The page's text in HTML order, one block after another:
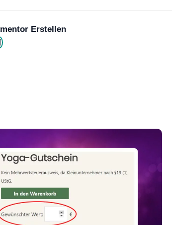
Erstellen